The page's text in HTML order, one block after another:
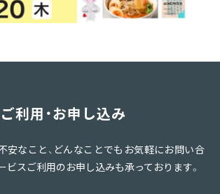
ご利用・お申し込み
安なこと、どんなことでもお気軽にお問い合
ビスご利用のお申し込みも承っております。